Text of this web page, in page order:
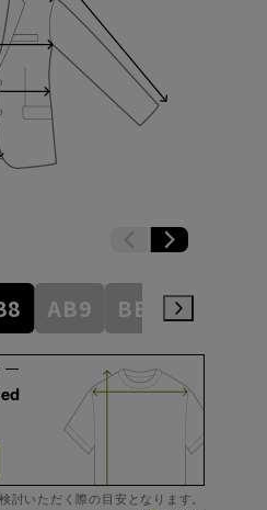
AB9 BE3 BE4
討いただく際の目安となります。